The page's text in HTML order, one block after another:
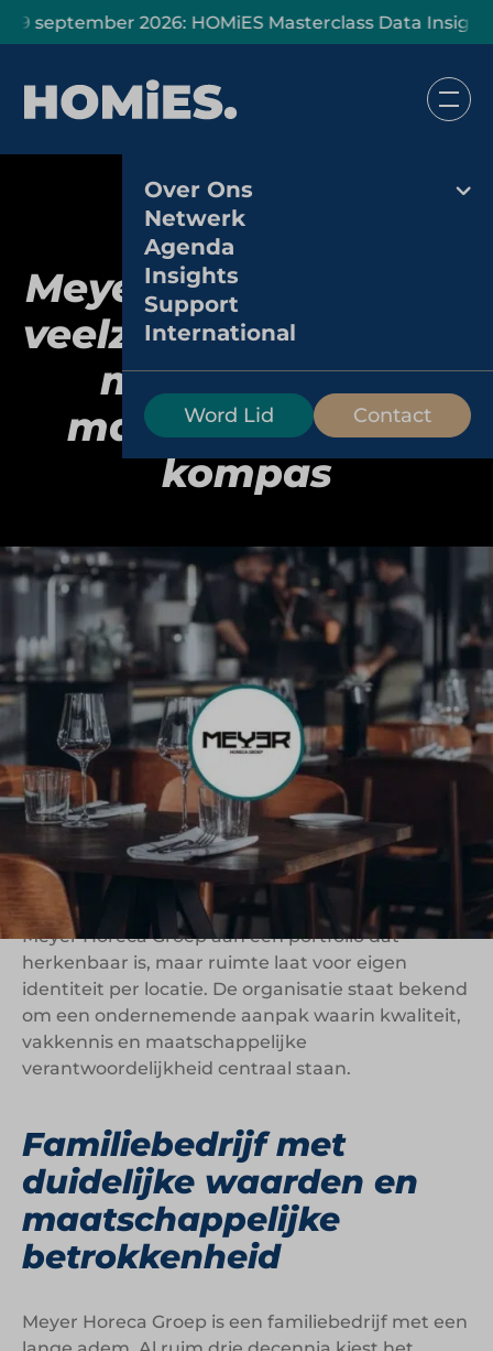
2026: HOMiES Masterclass Data Insights”27
Over Ons
Netwerk
Agenda
Insights
Support
International
Word Lid Contact
Meyer Horeca Groep:
veelzijdig horecahuis
met een sterk
maatschappelijk
kompas
Meyer Horeca Groep is al meer dan 35 jaar actief
in het beheren en ontwikkelen van een breed
scala aan horecabedrijven en bijbehorende
vastgoedprojecten. Door de jaren heen is de
groep uitgegroeid tot een toonaangevende
speler in de Nederlandse horecasector. Wat alle
locaties met elkaar verbindt, is een sterke focus
op gastbeleving, uitstraling en continuïteit.
gedragen door vakmensen met passie voor het
horecavak.
Met eigen formules én franchiserelaties bouwt
Meyer Horeca Groep aan een portfolio dat
herkenbaar is, maar ruimte laat voor eigen
identiteit per locatie. De organisatie staat bekend
om een ondernemende aanpak waarin kwaliteit,
vakkennis en maatschappelijke
verantwoordelijkheid centraal staan.
Familiebedrijf met
duidelijke waarden en
maatschappelijke
betrokkenheid
Meyer Horeca Groep is een familiebedrijf met een